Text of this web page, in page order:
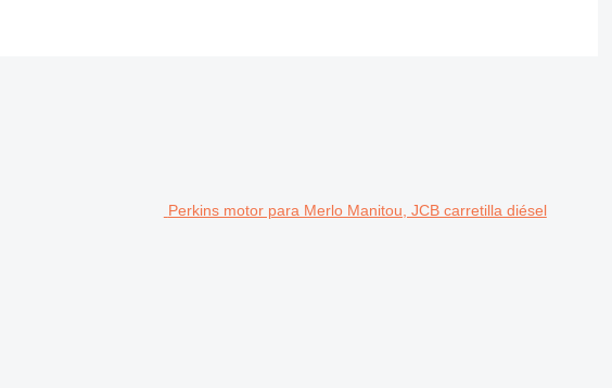
Perkins motor para Merlo Manitou, JCB carretilla diésel